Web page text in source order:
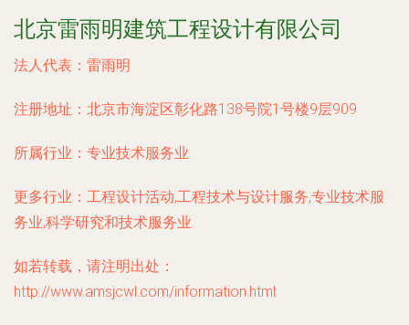
北京雷雨明建筑工程设计有限公司
法人代表： 雷雨明
注册地址： 北京市海淀区彰化路138号院1号楼9层909
所属行业： 专业技术服务业
更多行业： 工程设计活动,工程技术与设计服务,专业技术服
务业,科学研究和技术服务业
如若转载，请注明出处：
http://www.amsjcwl.com/information.html